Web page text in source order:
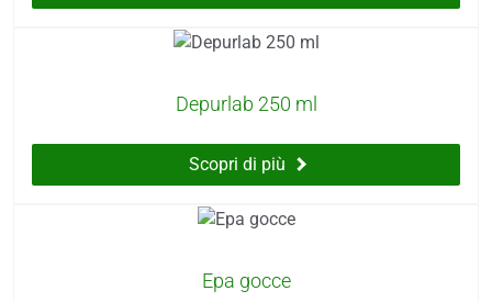
Depurlab 250 ml
Scopri di più
Epa gocce